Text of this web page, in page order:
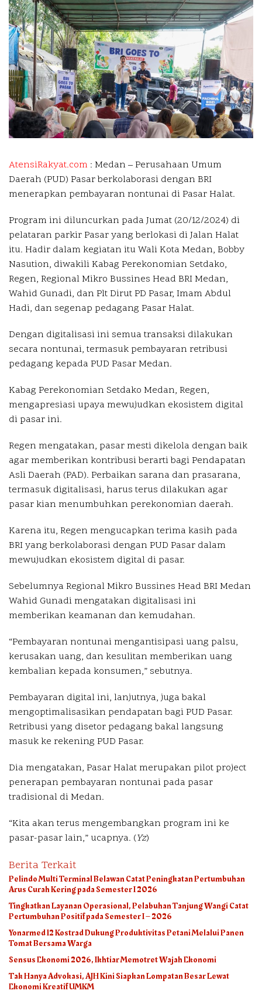
AtensiRakyat.com : Medan – Perusahaan Umum
Daerah (PUD) Pasar berkolaborasi dengan BRI
menerapkan pembayaran nontunai di Pasar Halat.
Program ini diluncurkan pada Jumat (20/12/2024) di
pelataran parkir Pasar yang berlokasi di Jalan Halat
itu. Hadir dalam kegiatan itu Wali Kota Medan, Bobby
Nasution, diwakili Kabag Perekonomian Setdako,
Regen, Regional Mikro Bussines Head BRI Medan,
Wahid Gunadi, dan Plt Dirut PD Pasar, Imam Abdul
Hadi, dan segenap pedagang Pasar Halat.
Dengan digitalisasi ini semua transaksi dilakukan
secara nontunai, termasuk pembayaran retribusi
pedagang kepada PUD Pasar Medan.
Kabag Perekonomian Setdako Medan, Regen,
mengapresiasi upaya mewujudkan ekosistem digital
di pasar ini.
Regen mengatakan, pasar mesti dikelola dengan baik
agar memberikan kontribusi berarti bagi Pendapatan
Asli Daerah (PAD). Perbaikan sarana dan prasarana,
termasuk digitalisasi, harus terus dilakukan agar
pasar kian menumbuhkan perekonomian daerah.
Karena itu, Regen mengucapkan terima kasih pada
BRI yang berkolaborasi dengan PUD Pasar dalam
mewujudkan ekosistem digital di pasar.
Sebelumnya Regional Mikro Bussines Head BRI Medan
Wahid Gunadi mengatakan digitalisasi ini
memberikan keamanan dan kemudahan.
“Pembayaran nontunai mengantisipasi uang palsu,
kerusakan uang, dan kesulitan memberikan uang
kembalian kepada konsumen,” sebutnya.
Pembayaran digital ini, lanjutnya, juga bakal
mengoptimalisasikan pendapatan bagi PUD Pasar.
Retribusi yang disetor pedagang bakal langsung
masuk ke rekening PUD Pasar.
Dia mengatakan, Pasar Halat merupakan pilot project
penerapan pembayaran nontunai pada pasar
tradisional di Medan.
“Kita akan terus mengembangkan program ini ke
pasar-pasar lain,” ucapnya. (Yz)
Berita Terkait
Pelindo Multi Terminal Belawan Catat Peningkatan Pertumbuhan
Arus Curah Kering pada Semester I 2026
Tingkatkan Layanan Operasional, Pelabuhan Tanjung Wangi Catat
Pertumbuhan Positif pada Semester I – 2026
Yonarmed 12 Kostrad Dukung Produktivitas Petani Melalui Panen
Tomat Bersama Warga
Sensus Ekonomi 2026, Ikhtiar Memotret Wajah Ekonomi
Tak Hanya Advokasi, AJH Kini Siapkan Lompatan Besar Lewat
Ekonomi Kreatif UMKM